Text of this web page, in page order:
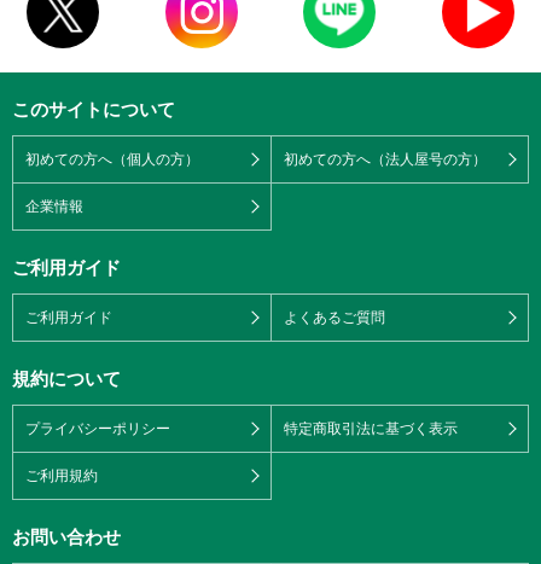
このサイトについて
初めての方へ（個人の方） 初めての方へ（法人屋号の方）
企業情報
ご利用ガイド
ご利用ガイド よくあるご質問
規約について
プライバシーポリシー 特定商取引法に基づく表示
ご利用規約
お問い合わせ